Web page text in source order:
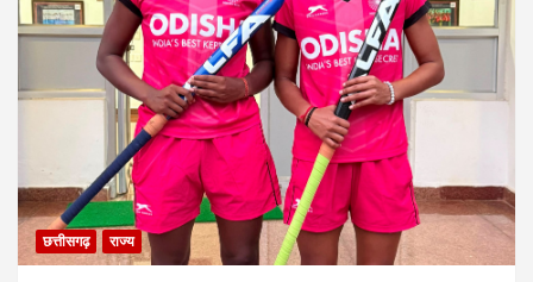
छत्तीसगढ़ राज्य